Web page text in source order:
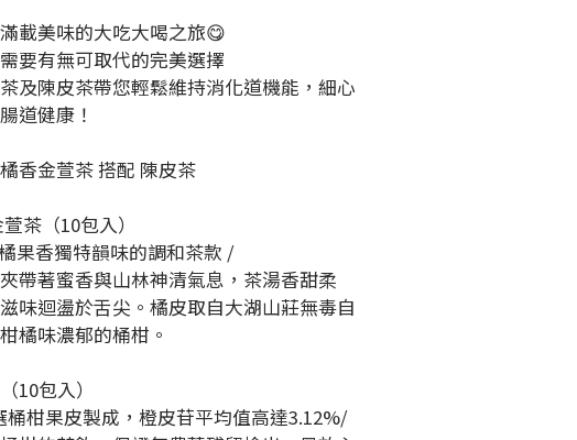
載美味的大吃大喝之旅😋
要有無可取代的完美選擇
及陳皮茶帶您輕鬆維持消化道機能，細心
道健康！
橘香金萱茶 搭配 陳皮茶
茶（10包入）
果香獨特韻味的調和茶款 /
帶著蜜香與山林神清氣息，茶湯香甜柔
味迴盪於舌尖。橘皮取自大湖山莊無毒自
橘味濃郁的桶柑。
10包入）
桶柑果皮製成，橙皮苷平均值高達3.12%/